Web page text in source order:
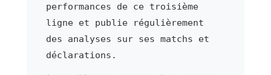
performances de ce troisième
ligne et publie régulièrement
des analyses sur ses matchs et
déclarations.